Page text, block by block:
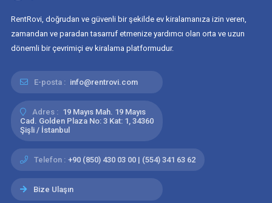
RentRovi, doğrudan ve güvenli bir şekilde ev kiralamanıza izin veren,
zamandan ve paradan tasarruf etmenize yardımcı olan orta ve uzun
dönemli bir çevrimiçi ev kiralama platformudur.
E-posta : info@rentrovi.com
Adres : 19 Mayıs Mah. 19 Mayıs
Cad. Golden Plaza No: 3 Kat: 1, 34360
Şişli / İstanbul
Telefon : +90 (850) 430 03 00 | (554) 341 63 62
Bize Ulaşın